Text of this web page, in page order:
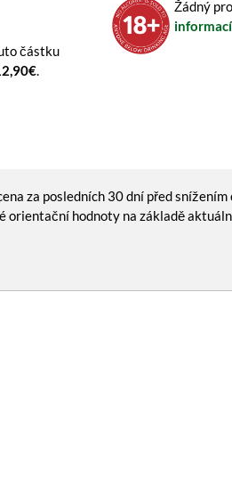
částku
.
Žádný
informací
za posledních 30 dní před snížením
orientační hodnoty na základě